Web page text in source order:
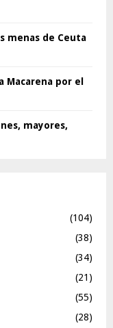
menas de Ceuta
Macarena por el
mayores,
(104)
(38)
(34)
(21)
(55)
(28)